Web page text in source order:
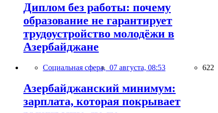
Диплом без работы: почему
образование не гарантирует
трудоустройство молодёжи в
Азербайджане
Социальная сфера, 07 августа, 08:53 622
Азербайджанский минимум:
зарплата, которая покрывает